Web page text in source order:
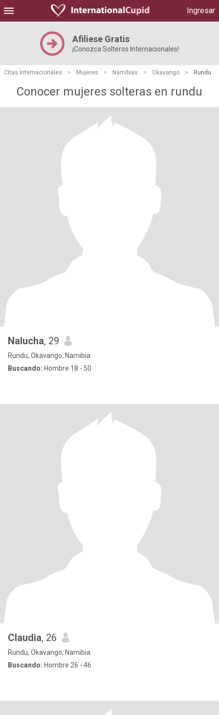
Ingresar
Afiliese Gratis
¡Conozca Solteros Internacionales!
Citas Internacionales > Mujeres > Namibias > Okavango > Rundu
Conocer mujeres solteras en rundu
Nalucha, 29
Rundu, Okavango, Namibia
Buscando: Hombre 18 - 50
Claudia, 26
Rundu, Okavango, Namibia
Buscando: Hombre 26 - 46